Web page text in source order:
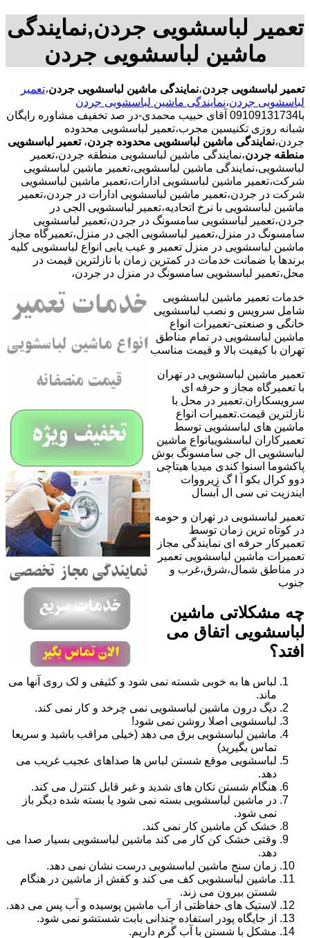
تعمیر لباسشویی جردن,نمایندگی
ماشین لباسشویی جردن
تعمیر لباسشویی جردن،نمایندگی ماشین لباسشویی جردن،تعمیر
لباسشویی جردن،نمایندگی ماشین لباسشویی جردن
با09109131734 آقای حبیب محمدی-در صد تخفیف مشاوره رایگان
شبانه روزی تکنیسین مجرب،تعمیر لباسشویی محدوده
جردن،نمایندگی ماشین لباسشویی محدوده جردن، تعمیر لباسشویی
منطقه جردن،نمایندگی ماشین لباسشویی منطقه جردن،تعمیر
لباسشویی،نمایندگی ماشین لباسشویی،تعمیر ماشین لباسشویی
شرکت،تعمیر ماشین لباسشویی ادارات،تعمیر ماشین لباسشویی
شرکت در جردن،تعمیر ماشین لباسشویی ادارات در جردن،تعمیر
ماشین لباسشویی با نرخ اتحادیه،تعمیر لباسشویی الجی در
جردن،تعمیر لباسشویی سامسونگ در جردن،تعمیر لباسشویی
سامسونگ در منزل،تعمیر لباسشویی الجی در منزل،تعمیرگاه مجاز
ماشین لباسشویی در منزل تعمیر و عیب یابی انواع لباسشویی کلیه
برندها با ضمانت خدمات در کمترین زمان با نازلترین قیمت در
محل،تعمیر لباسشویی سامسونگ در منزل در جردن،
خدمات تعمیر ماشین لباسشویی
شامل سرویس و نصب لباسشویی
خانگی و صنعتی-تعمیرات انواع
ماشین لباسشویی در تمام مناطق
تهران با کیفیت بالا و قیمت مناسب
تعمیر ماشین لباسشویی در تهران
با تعمیرگاه مجاز و حرفه ای
سرویسکاران.تعمیر در محل با
نازلترین قیمت.تعمیرات انواع
ماشین های لباسشویی توسط
تعمیرکاران لباسشوییانواع ماشین
لباسشویی ال جی سامسونگ بوش
پاکشوما اسنوا کندی میدیا هیتاچی
دوو کرال بکو آ ا گ زیرووات
ایندزیت تی سی ال آبسال
تعمیر لباسشویی در تهران و حومه
در کوتاه ترین زمان توسط
تعمیرکار حرفه ای نمایندگی مجاز
تعمیرات ماشین لباسشویی تعمیر
در مناطق شمال،شرق،غرب و
جنوب
چه مشکلاتی ماشین
لباسشویی اتفاق می
افتد؟
لباس ها به خوبی شسته نمی شود و کثیفی و لک روی آنها می
ماند.
دیگ درون ماشین لباسشویی نمی چرخد و کار نمی کند.
لباسشویی اصلا روشن نمی شود!
ماشین لباسشویی برق می دهد (خیلی مراقب باشید و سریعا
تماس بگیرید)
لباسشویی موقع شستن لباس ها صداهای عجیب غریب می
دهد.
هنگام شستن تکان های شدید و غیر قابل کنترل می کند.
در ماشین لباسشویی بسته نمی شود یا بسته شده دیگر باز
نمی شود.
خشک کن ماشین کار نمی کند.
وقتی خشک کن کار می کند ماشین لباسشویی بسیار صدا می
دهد.
زمان سنج ماشین لباسشویی درست نشان نمی دهد.
ماشین لباسشویی کف می کند و کفش از ماشین در هنگام
شستن بیرون می زند.
لاستیک های حفاظتی از آب ماشین پوسیده و آب پس می دهد.
از جایگاه پودر استفاده چندانی بابت شستشو نمی شود.
مشکل با شستن با آب گرم داریم.